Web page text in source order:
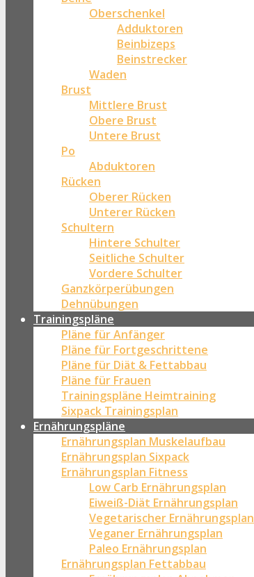
Oberschenkel
Adduktoren
Beinbizeps
Beinstrecker
Waden
Brust
Mittlere Brust
Obere Brust
Untere Brust
Po
Abduktoren
Rücken
Oberer Rücken
Unterer Rücken
Schultern
Hintere Schulter
Seitliche Schulter
Vordere Schulter
Ganzkörperübungen
Dehnübungen
Trainingspläne
Pläne für Anfänger
Pläne für Fortgeschrittene
Pläne für Diät & Fettabbau
Pläne für Frauen
Trainingspläne Heimtraining
Sixpack Trainingsplan
Ernährungspläne
Ernährungsplan Muskelaufbau
Ernährungsplan Sixpack
Ernährungsplan Fitness
Low Carb Ernährungsplan
Eiweiß-Diät Ernährungsplan
Vegetarischer Ernährungsplan
Veganer Ernährungsplan
Paleo Ernährungsplan
Ernährungsplan Fettabbau